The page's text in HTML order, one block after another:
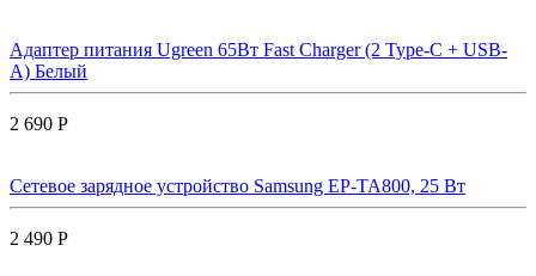
Адаптер питания Ugreen 65Вт Fast Charger (2 Type-C + USB-
A) Белый
2 690 Р
Сетевое зарядное устройство Samsung EP-TA800, 25 Вт
2 490 Р